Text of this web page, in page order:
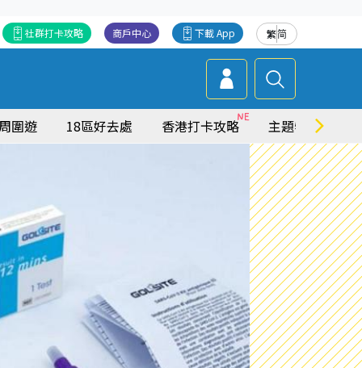
繁简
下載 App
商戶中心
社群打卡攻略
圍遊 18區好去處 香港打卡攻略 主題特集